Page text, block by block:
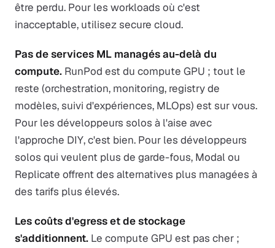
être perdu. Pour les workloads où c'est
inacceptable, utilisez secure cloud.
Pas de services ML managés au-delà du
compute. RunPod est du compute GPU ; tout le
reste (orchestration, monitoring, registry de
modèles, suivi d'expériences, MLOps) est sur vous.
Pour les développeurs solos à l'aise avec
l'approche DIY, c'est bien. Pour les développeurs
solos qui veulent plus de garde-fous, Modal ou
Replicate offrent des alternatives plus managées à
des tarifs plus élevés.
Les coûts d'egress et de stockage
s'additionnent. Le compute GPU est pas cher ;